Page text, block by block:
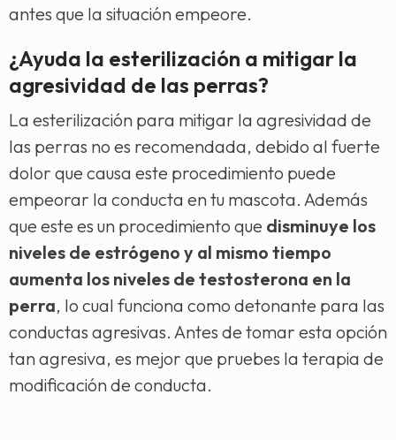
antes que la situación empeore.
¿Ayuda la esterilización a mitigar la
agresividad de las perras?
La esterilización para mitigar la agresividad de
las perras no es recomendada, debido al fuerte
dolor que causa este procedimiento puede
empeorar la conducta en tu mascota. Además
que este es un procedimiento que disminuye los
niveles de estrógeno y al mismo tiempo
aumenta los niveles de testosterona en la
perra, lo cual funciona como detonante para las
conductas agresivas. Antes de tomar esta opción
tan agresiva, es mejor que pruebes la terapia de
modificación de conducta.